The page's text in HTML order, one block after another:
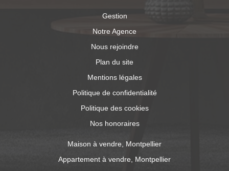
Gestion
Notre Agence
Nous rejoindre
Plan du site
Mentions légales
Politique de confidentialité
Politique des cookies
Nos honoraires
Maison à vendre, Montpellier
Appartement à vendre, Montpellier